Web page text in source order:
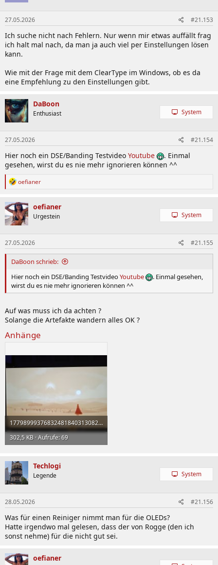
o
n
e
n
:
27.05.2026 #21.153
Ich suche nicht nach Fehlern. Nur wenn mir etwas auffällt frag
ich halt mal nach, da man ja auch viel per Einstellungen lösen
kann.
Wie mit der Frage mit dem ClearType im Windows, ob es da
eine Empfehlung zu den Einstellungen gibt.
DaBoon
Enthusiast System
27.05.2026 #21.154
Hier noch ein DSE/Banding Testvideo Youtube
. Einmal
gesehen, wirst du es nie mehr ignorieren können ^^
R
k
t
i
o
n
e
n
:
oefianer
oefianer
Urgestein System
27.05.2026 #21.155
DaBoon schrieb:
Hier noch ein DSE/Banding TestvideoYoutube
. Einmal gesehen,
wirst du es nie mehr ignorieren können ^^
Auf was muss ich da achten ?
Solange die Artefakte wandern alles OK ?
Anhänge
17798999376832481840313082922870.jpg
302,5 KB · Aufrufe: 69
Techlogi
Legende System
28.05.2026 #21.156
Was für einen Reiniger nimmt man für die OLEDs?
Hatte irgendwo mal gelesen, dass der von Rogge (den ich
sonst nehme) für die nicht gut sei.
oefianer